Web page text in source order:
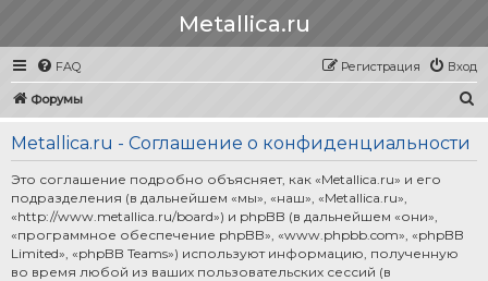
Metallica.ru
FAQ Вход
Регистрация
Форумы
Metallica.ru - Соглашение о конфиденциальности
Это соглашение подробно объясняет, как «Metallica.ru» и его
подразделения (в дальнейшем «мы», «наш», «Metallica.ru»,
«http://www.metallica.ru/board») и phpBB (в дальнейшем «они»,
«программное обеспечение phpBB», «www.phpbb.com», «phpBB
Limited», «phpBB Teams») используют информацию, полученную
во время любой из ваших пользовательских сессий (в